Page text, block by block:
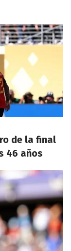
de la final
46 años